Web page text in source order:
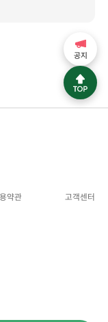
약관 고객센터
공지